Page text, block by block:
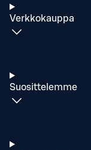
Verkkokauppa
Suosittelemme